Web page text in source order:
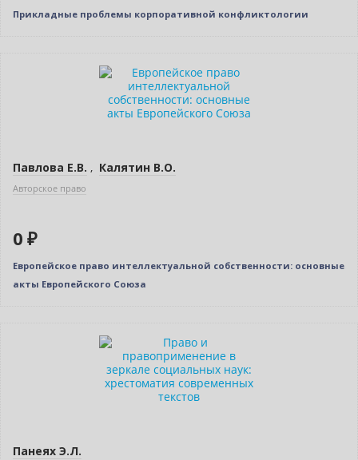
Прикладные проблемы корпоративной конфликтологии
Павлова Е.В. , Калятин В.О.
Авторское право
0 ₽
Европейское право интеллектуальной собственности: основные
акты Европейского Союза
Панеях Э.Л.